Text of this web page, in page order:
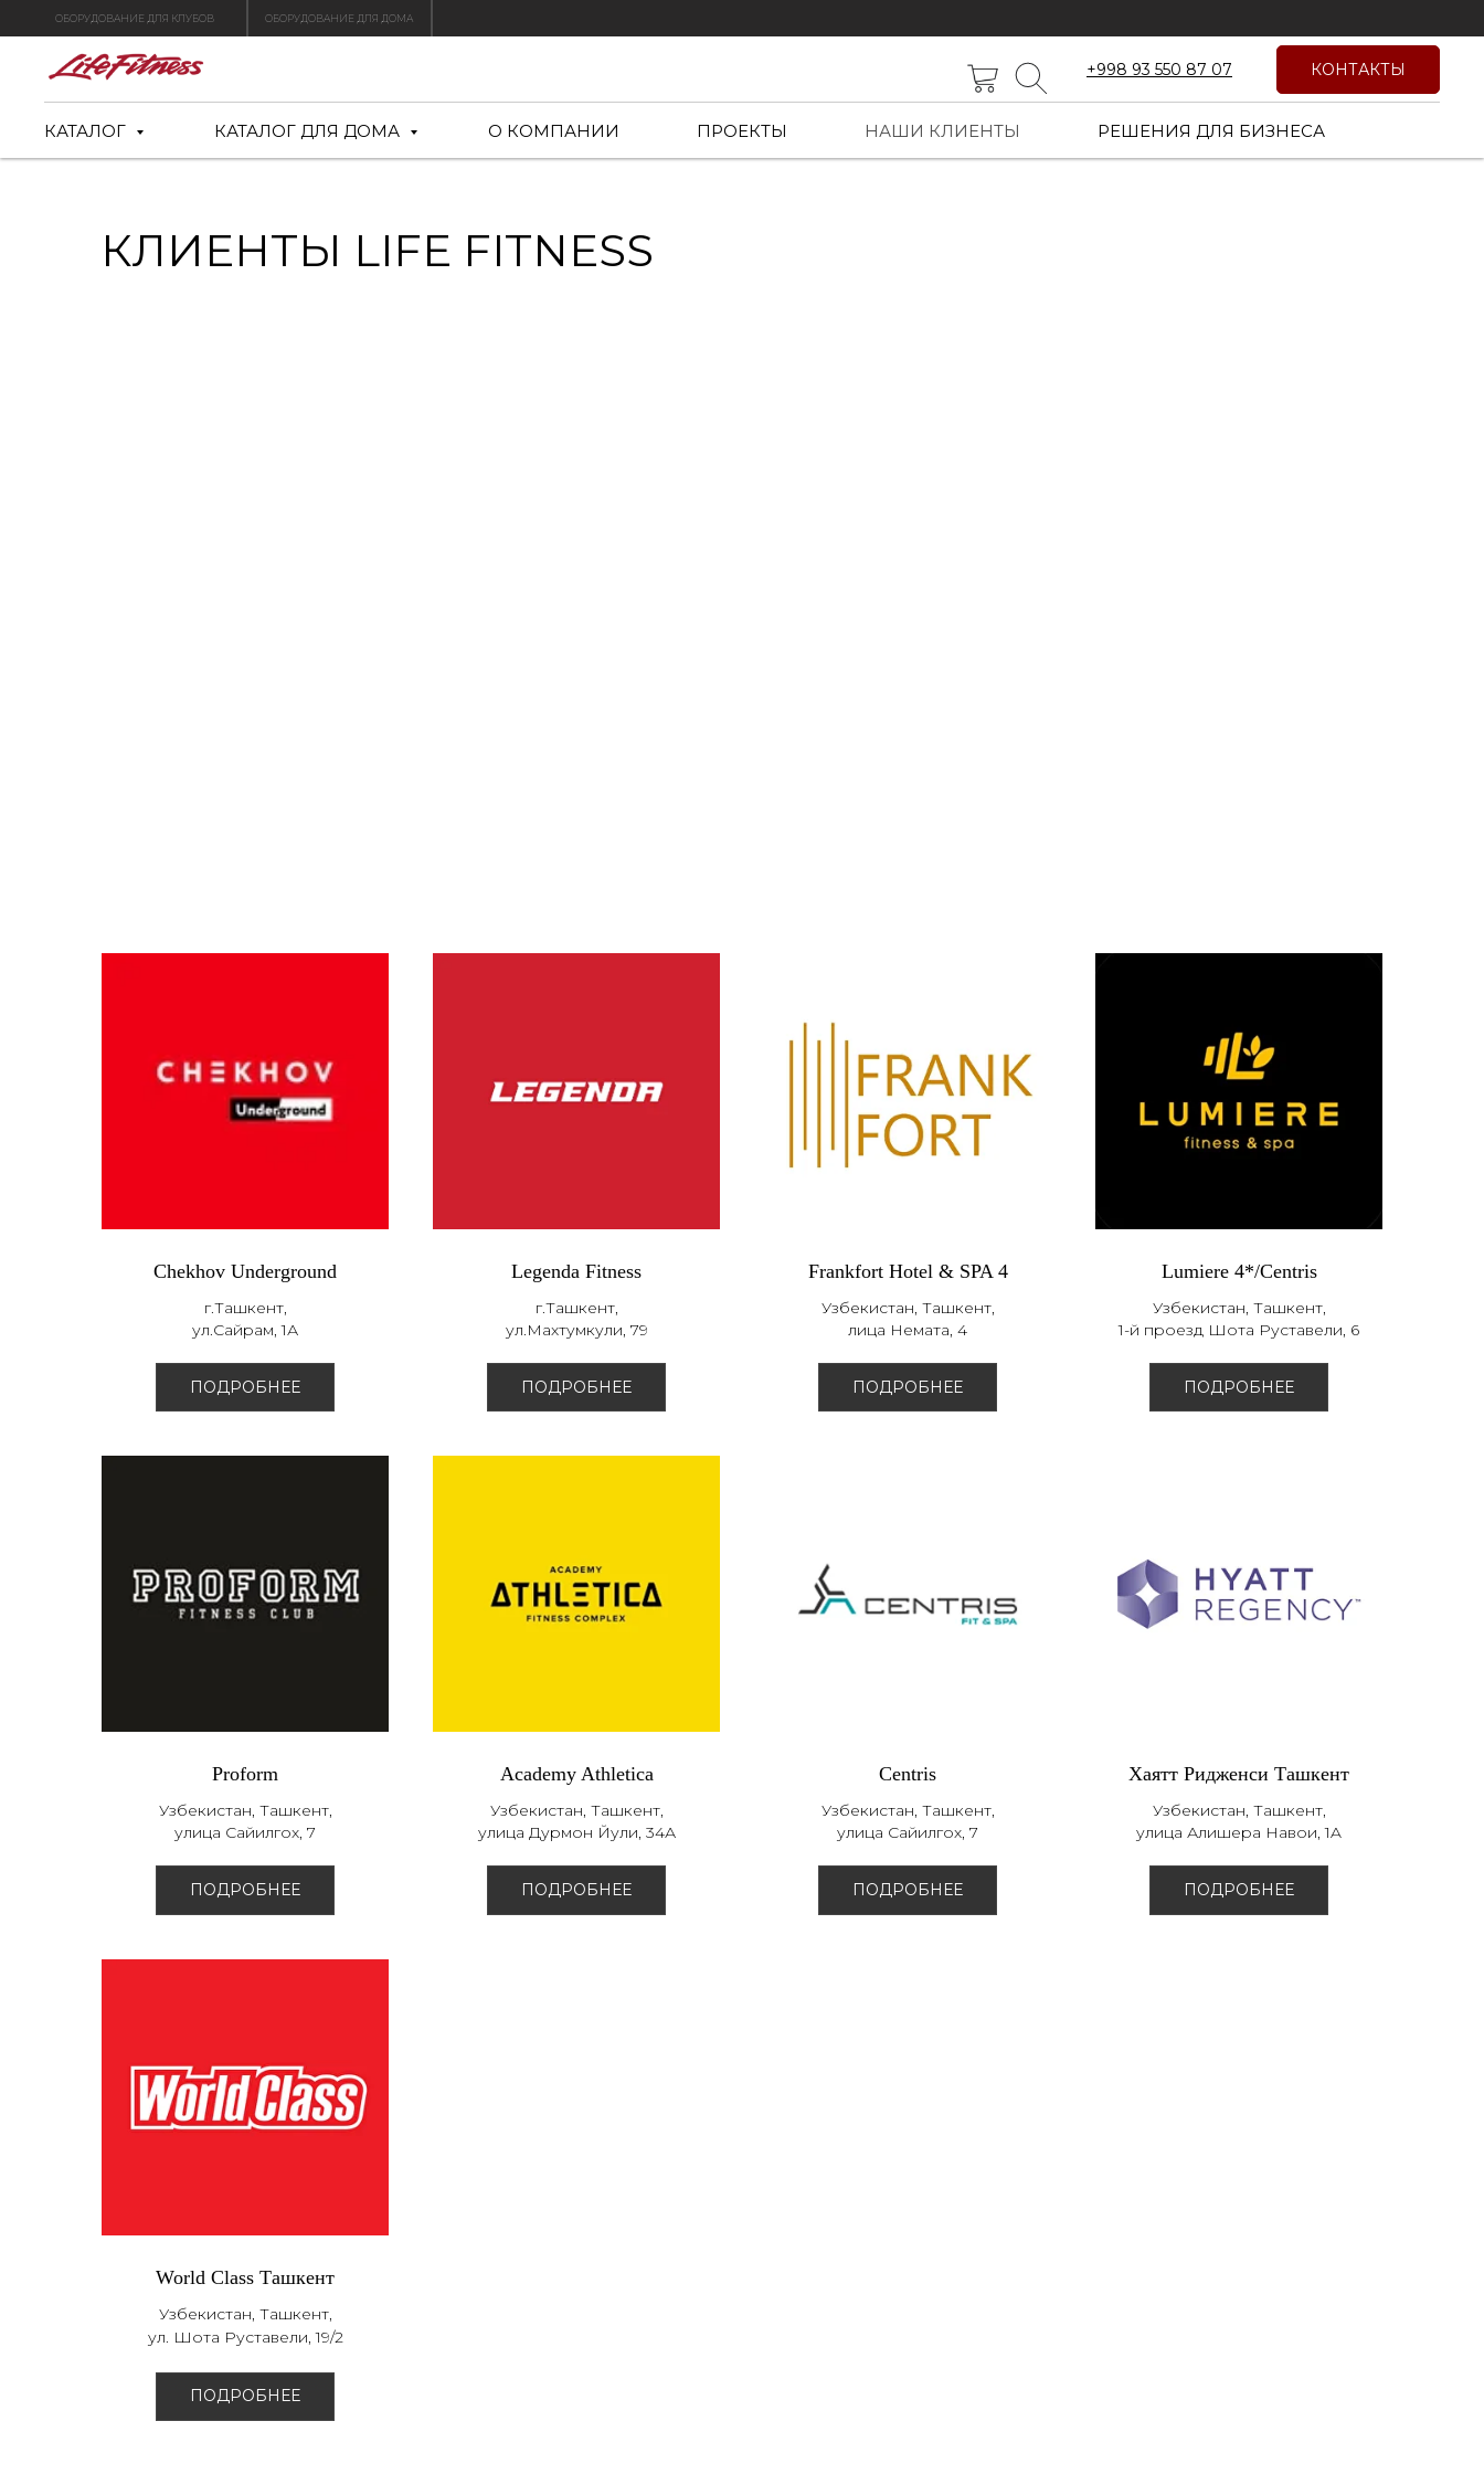
ОБОРУДОВАНИЕ ДЛЯ КЛУБОВ ОБОРУДОВАНИЕ ДЛЯ ДОМА
+998 93 550 87 07 КОНТАКТЫ
КАТАЛОГ КАТАЛОГ ДЛЯ ДОМА О КОМПАНИИ ПРОЕКТЫ НАШИ КЛИЕНТЫ РЕШЕНИЯ ДЛЯ БИЗНЕСА
КЛИЕНТЫ LIFE FITNESS
Chekhov Underground
г.Ташкент,
ул.Сайрам, 1А
ПОДРОБНЕЕ
Legenda Fitness
г.Ташкент,
ул.Махтумкули, 79
ПОДРОБНЕЕ
Frankfort Hotel & SPA 4
Узбекистан, Ташкент,
лица Немата, 4
ПОДРОБНЕЕ
Lumiere 4*/Centris
Узбекистан, Ташкент,
1-й проезд Шота Руставели, 6
ПОДРОБНЕЕ
Proform
Узбекистан, Ташкент,
улица Сайилгох, 7
ПОДРОБНЕЕ
Academy Athletica
Узбекистан, Ташкент,
улица Дурмон Йули, 34А
ПОДРОБНЕЕ
Centris
Узбекистан, Ташкент,
улица Сайилгох, 7
ПОДРОБНЕЕ
Хаятт Ридженси Ташкент
Узбекистан, Ташкент,
улица Алишера Навои, 1A
ПОДРОБНЕЕ
World Class Ташкент
Узбекистан, Ташкент,
ул. Шота Руставели, 19/2
ПОДРОБНЕЕ